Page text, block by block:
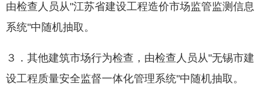
由检查人员从"江苏省建设工程造价市场监管监测信息
系统"中随机抽取。
３．其他建筑市场行为检查，由检查人员从"无锡市建
设工程质量安全监督一体化管理系统"中随机抽取。